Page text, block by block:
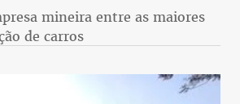
mineira entre as maiores
de carros